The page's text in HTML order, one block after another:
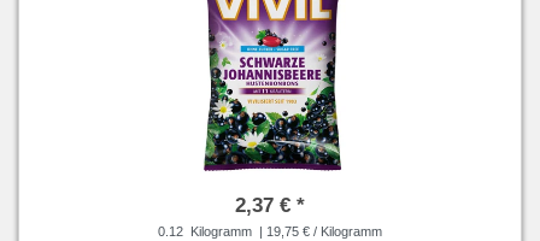
2,37 € *
0.12 Kilogramm | 19,75 € / Kilogramm